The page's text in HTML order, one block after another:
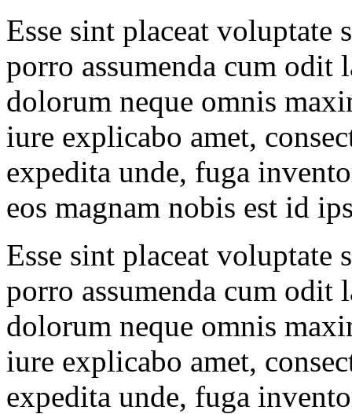
Esse sint placeat voluptate
porro assumenda cum odit
dolorum neque omnis
iure explicabo amet,
expedita unde, fuga
eos magnam nobis est id
Esse sint placeat voluptate
porro assumenda cum odit
dolorum neque omnis
iure explicabo amet,
expedita unde, fuga